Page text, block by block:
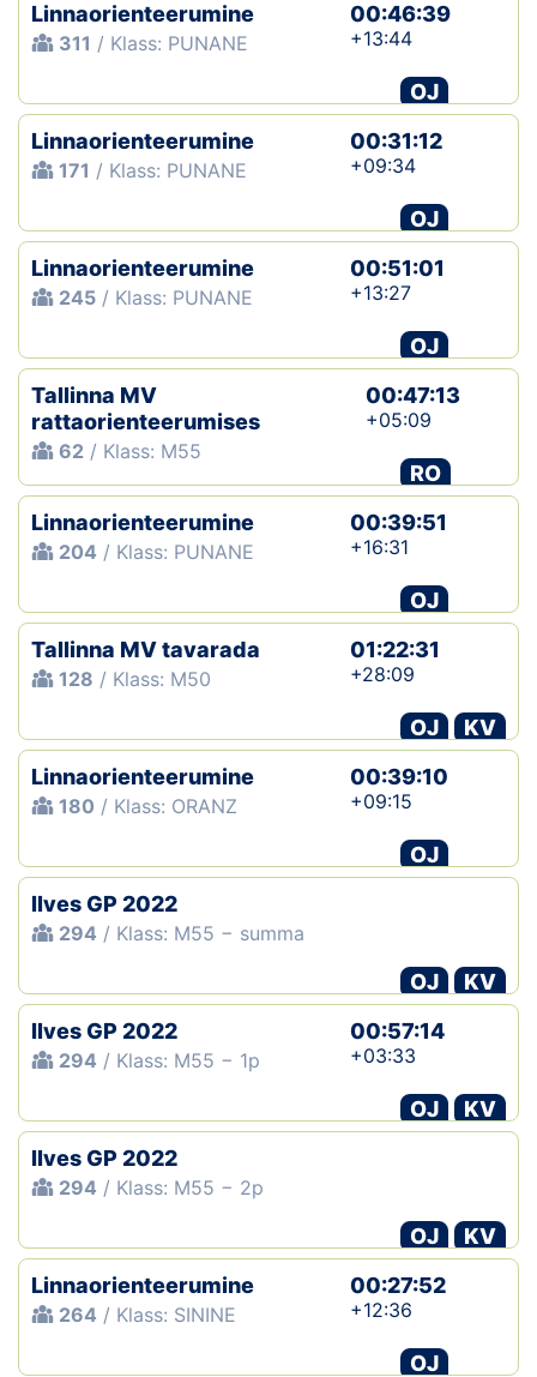
Linnaorienteerumine
311 / Klass: PUNANE
00:46:39
+13:44
OJ
Linnaorienteerumine
171 / Klass: PUNANE
00:31:12
+09:34
OJ
Linnaorienteerumine
245 / Klass: PUNANE
00:51:01
+13:27
OJ
Tallinna MV
rattaorienteerumises
62 / Klass: M55
00:47:13
+05:09
RO
Linnaorienteerumine
204 / Klass: PUNANE
00:39:51
+16:31
OJ
Tallinna MV tavarada
128 / Klass: M50
01:22:31
+28:09
OJ
KV
Linnaorienteerumine
180 / Klass: ORANZ
00:39:10
+09:15
OJ
Ilves GP 2022
294 / Klass: M55 − summa
OJ
KV
Ilves GP 2022
294 / Klass: M55 − 1p
00:57:14
+03:33
OJ
KV
Ilves GP 2022
294 / Klass: M55 − 2p
OJ
KV
Linnaorienteerumine
264 / Klass: SININE
00:27:52
+12:36
OJ